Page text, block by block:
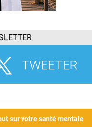
sur votre santé mentale